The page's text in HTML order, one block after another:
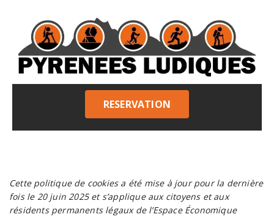
RESERVATION
Cette politique de cookies a été mise à jour pour la dernière
fois le 20 juin 2025 et s’applique aux citoyens et aux
résidents permanents légaux de l’Espace Économique